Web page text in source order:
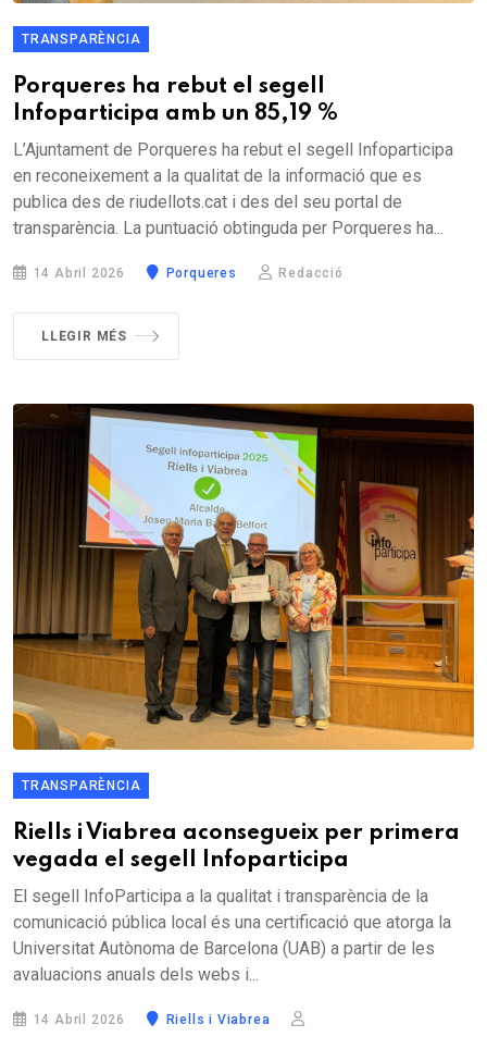
TRANSPARÈNCIA
Porqueres ha rebut el segell
Infoparticipa amb un 85,19 %
L’Ajuntament de Porqueres ha rebut el segell Infoparticipa
en reconeixement a la qualitat de la informació que es
publica des de riudellots.cat i des del seu portal de
transparència. La puntuació obtinguda per Porqueres ha...
14 Abril 2026 Porqueres Redacció
LLEGIR MÉS
TRANSPARÈNCIA
Riells i Viabrea aconsegueix per primera
vegada el segell Infoparticipa
El segell InfoParticipa a la qualitat i transparència de la
comunicació pública local és una certificació que atorga la
Universitat Autònoma de Barcelona (UAB) a partir de les
avaluacions anuals dels webs i...
14 Abril 2026 Riells i Viabrea